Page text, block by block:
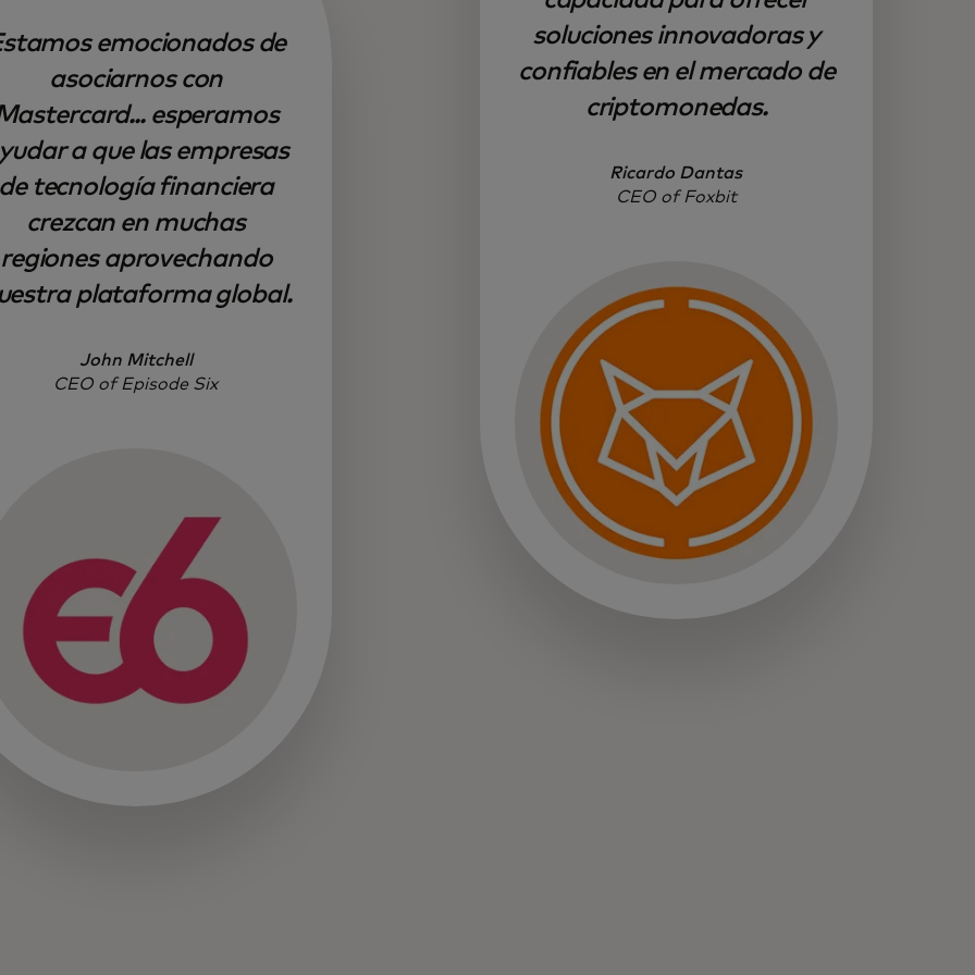
emocionados de
asociarnos con
esperamos
a que las empresas
de tecnología financiera
crezcan en muchas
regiones aprovechando
plataforma global.
John Mitchell
CEO of Episode Six
soluciones innovadoras y
confiables en el mercado de
criptomonedas.
Ricardo Dantas
CEO of Foxbit